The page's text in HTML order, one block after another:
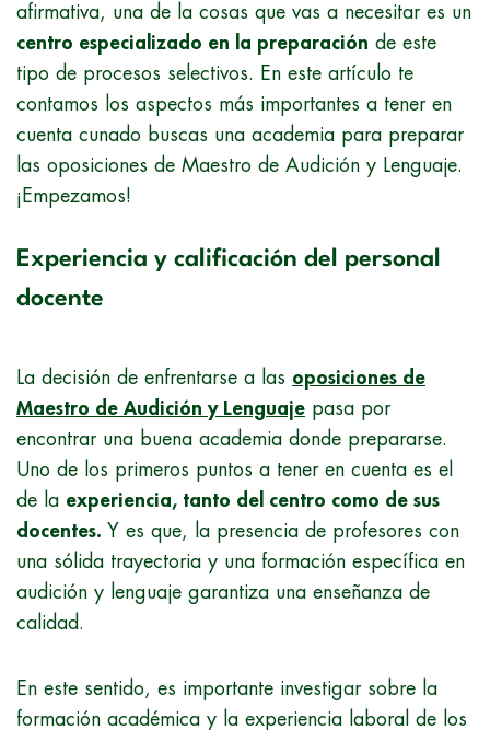
afirmativa, una de la cosas que vas a necesitar es un
centro especializado en la preparación de este
tipo de procesos selectivos. En este artículo te
contamos los aspectos más importantes a tener en
cuenta cunado buscas una academia para preparar
las oposiciones de Maestro de Audición y Lenguaje.
¡Empezamos!
Experiencia y calificación del personal
docente
La decisión de enfrentarse a las oposiciones de
Maestro de Audición y Lenguaje pasa por
encontrar una buena academia donde prepararse.
Uno de los primeros puntos a tener en cuenta es el
de la experiencia, tanto del centro como de sus
docentes. Y es que, la presencia de profesores con
una sólida trayectoria y una formación específica en
audición y lenguaje garantiza una enseñanza de
calidad.
En este sentido, es importante investigar sobre la
formación académica y la experiencia laboral de los